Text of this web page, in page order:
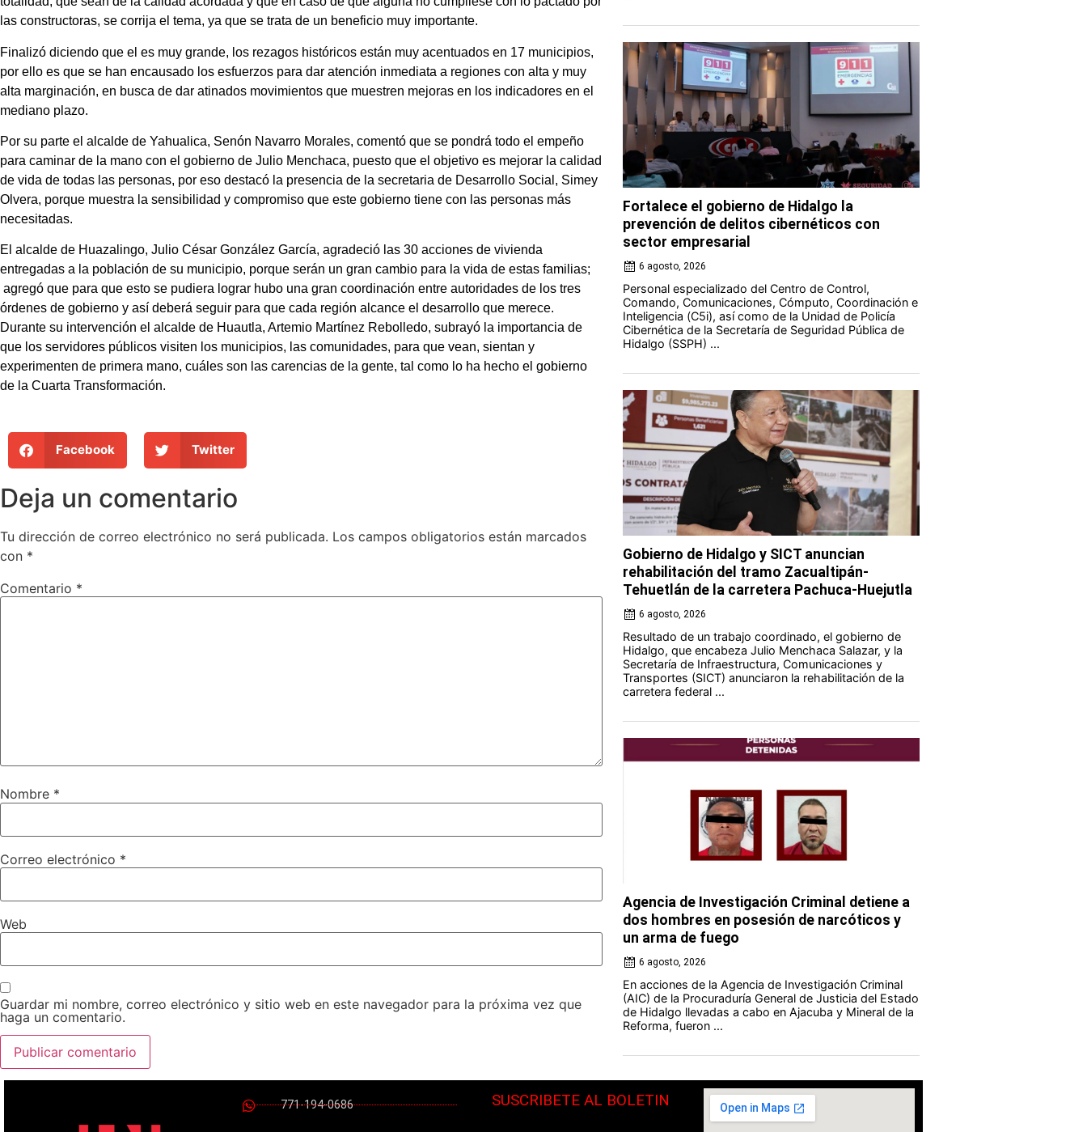
las constructoras, se corrija el tema, ya que se trata de un beneficio muy importante.
Finalizó diciendo que el es muy grande, los rezagos históricos están muy acentuados en 17 municipios,
por ello es que se han encausado los esfuerzos para dar atención inmediata a regiones con alta y muy
alta marginación, en busca de dar atinados movimientos que muestren mejoras en los indicadores en el
mediano plazo.
Por su parte el alcalde de Yahualica, Senón Navarro Morales, comentó que se pondrá todo el empeño
para caminar de la mano con el gobierno de Julio Menchaca, puesto que el objetivo es mejorar la calidad
de vida de todas las personas, por eso destacó la presencia de la secretaria de Desarrollo Social, Simey
Olvera, porque muestra la sensibilidad y compromiso que este gobierno tiene con las personas más
necesitadas.
El alcalde de Huazalingo, Julio César González García, agradeció las 30 acciones de vivienda
entregadas a la población de su municipio, porque serán un gran cambio para la vida de estas familias;
agregó que para que esto se pudiera lograr hubo una gran coordinación entre autoridades de los tres
órdenes de gobierno y así deberá seguir para que cada región alcance el desarrollo que merece.
Durante su intervención el alcalde de Huautla, Artemio Martínez Rebolledo, subrayó la importancia de
que los servidores públicos visiten los municipios, las comunidades, para que vean, sientan y
experimenten de primera mano, cuáles son las carencias de la gente, tal como lo ha hecho el gobierno
de la Cuarta Transformación.
Facebook Twitter
Deja un comentario
Tu dirección de correo electrónico no será publicada. Los campos obligatorios están marcados
con *
Comentario *
Nombre *
Correo electrónico *
Web
Guardar mi nombre, correo electrónico y sitio web en este navegador para la próxima vez que
haga un comentario.
Fortalece el gobierno de Hidalgo la
prevención de delitos cibernéticos con
sector empresarial
6 agosto, 2026
Personal especializado del Centro de Control,
Comando, Comunicaciones, Cómputo, Coordinación e
Inteligencia (C5i), así como de la Unidad de Policía
Cibernética de la Secretaría de Seguridad Pública de
Hidalgo (SSPH) ...
Gobierno de Hidalgo y SICT anuncian
rehabilitación del tramo Zacualtipán-
Tehuetlán de la carretera Pachuca-Huejutla
6 agosto, 2026
Resultado de un trabajo coordinado, el gobierno de
Hidalgo, que encabeza Julio Menchaca Salazar, y la
Secretaría de Infraestructura, Comunicaciones y
Transportes (SICT) anunciaron la rehabilitación de la
carretera federal ...
Agencia de Investigación Criminal detiene a
dos hombres en posesión de narcóticos y
un arma de fuego
6 agosto, 2026
En acciones de la Agencia de Investigación Criminal
(AIC) de la Procuraduría General de Justicia del Estado
de Hidalgo llevadas a cabo en Ajacuba y Mineral de la
Reforma, fueron ...
771-194-0686 SUSCRIBETE AL BOLETIN